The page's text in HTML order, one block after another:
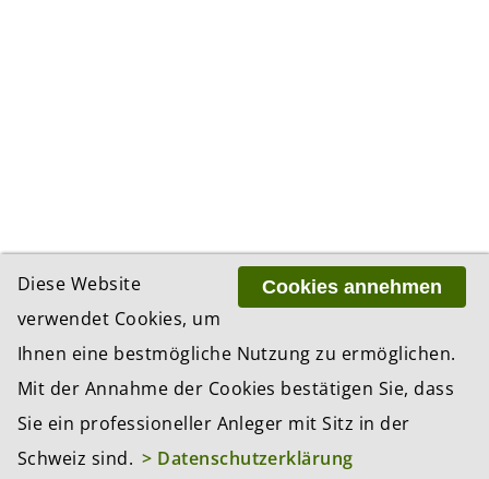
Cookies annehmen
Diese Website
verwendet Cookies, um
Ihnen eine bestmögliche Nutzung zu ermöglichen.
Mit der Annahme der Cookies bestätigen Sie, dass
Sie ein professioneller Anleger mit Sitz in der
Schweiz sind. > Datenschutzerklärung